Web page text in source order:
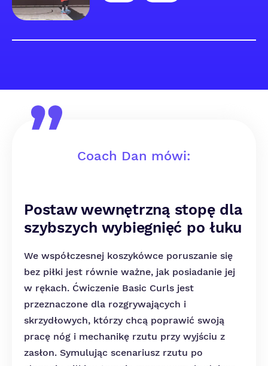
Coach Dan mówi:
Postaw wewnętrzną stopę dla
szybszych wybiegnięć po łuku
We współczesnej koszykówce poruszanie się
bez piłki jest równie ważne, jak posiadanie jej
w rękach. Ćwiczenie Basic Curls jest
przeznaczone dla rozgrywających i
skrzydłowych, którzy chcą poprawić swoją
pracę nóg i mechanikę rzutu przy wyjściu z
zasłon. Symulując scenariusz rzutu po